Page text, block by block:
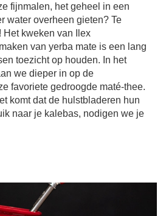
fijnmalen, het geheel in een
water overheen gieten? Te
Het kweken van Ilex
van yerba mate is een lang
toezicht op houden. In het
we dieper in op de
favoriete gedroogde maté-thee.
komt dat de hulstbladeren hun
naar je kalebas, nodigen we je